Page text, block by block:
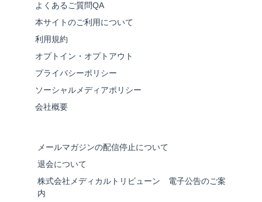
よくあるご質問QA
本サイトのご利用について
利用規約
オプトイン・オプトアウト
プライバシーポリシー
ソーシャルメディアポリシー
会社概要
メールマガジンの配信停止について
退会について
株式会社メディカルトリビューン 電子公告のご案
内